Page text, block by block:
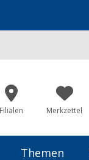
Filialen Merkzettel
Themen